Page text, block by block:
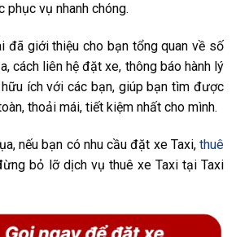
vụ nhanh chóng.
đã giới thiệu cho bạn tổng quan về số
cách liên hệ đặt xe, thông báo hành lý
ích với các bạn, giúp bạn tìm được
thoải mái, tiết kiệm nhất cho mình.
nếu bạn có nhu cầu đặt xe Taxi, thuê
bỏ lỡ dịch vụ thuê xe Taxi tại Taxi